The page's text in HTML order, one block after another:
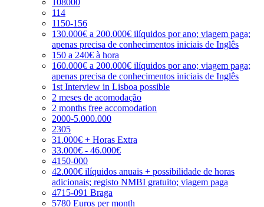
114
1150-156
130.000€ a 200.000€ ilíquidos por ano; viagem paga;
apenas precisa de conhecimentos iniciais de Inglês
150 a 240€ à hora
160.000€ a 200.000€ ilíquidos por ano; viagem paga;
apenas precisa de conhecimentos iniciais de Inglês
1st Interview in Lisboa possible
2 meses de acomodação
2 months free accomodation
2000-5.000.000
2305
31.000€ + Horas Extra
33.000€ - 46.000€
4150-000
42.000€ ilíquidos anuais + possibilidade de horas
adicionais; registo NMBI gratuito; viagem paga
4715-091 Braga
5780 Euros per month